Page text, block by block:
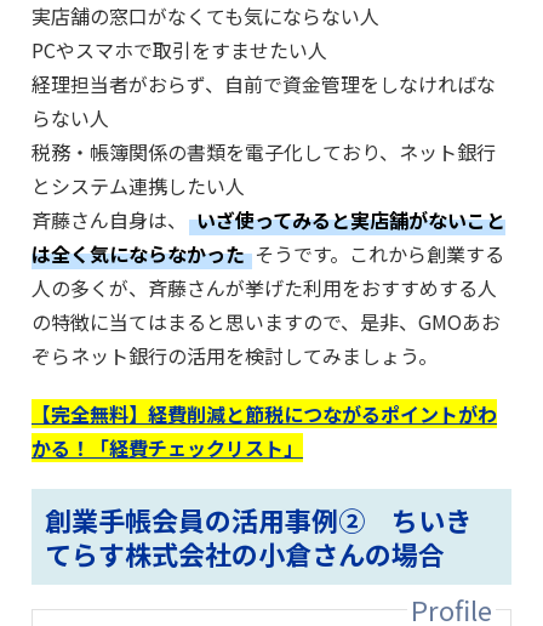
実店舗の窓口がなくても気にならない人
PCやスマホで取引をすませたい人
経理担当者がおらず、自前で資金管理をしなければな
らない人
税務・帳簿関係の書類を電子化しており、ネット銀行
とシステム連携したい人
斉藤さん自身は、
いざ使ってみると実店舗がないこと
は全く気にならなかった そうです。これから創業する
人の多くが、斉藤さんが挙げた利用をおすすめする人
の特徴に当てはまると思いますので、是非、GMOあお
ぞらネット銀行の活用を検討してみましょう。
【完全無料】経費削減と節税につながるポイントがわ
かる！「経費チェックリスト」
創業手帳会員の活用事例② ちいき
てらす株式会社の小倉さんの場合